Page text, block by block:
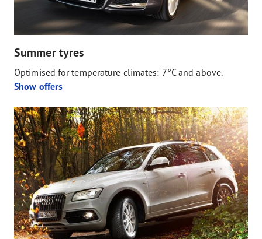
Summer tyres
Optimised for temperature climates: 7°C and above.
Show offers